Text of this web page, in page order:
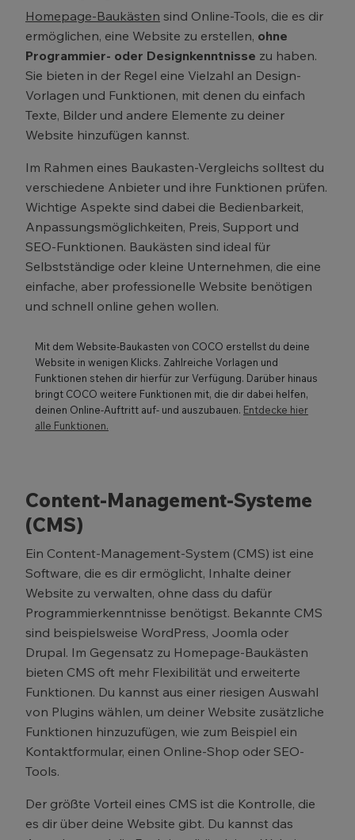
Homepage-Baukästen sind Online-Tools, die es dir
ermöglichen, eine Website zu erstellen, ohne
Programmier- oder Designkenntnisse zu haben.
Sie bieten in der Regel eine Vielzahl an Design-
Vorlagen und Funktionen, mit denen du einfach
Texte, Bilder und andere Elemente zu deiner
Website hinzufügen kannst.
Im Rahmen eines Baukasten-Vergleichs solltest du
verschiedene Anbieter und ihre Funktionen prüfen.
Wichtige Aspekte sind dabei die Bedienbarkeit,
Anpassungsmöglichkeiten, Preis, Support und
SEO-Funktionen. Baukästen sind ideal für
Selbstständige oder kleine Unternehmen, die eine
einfache, aber professionelle Website benötigen
und schnell online gehen wollen.
Mit dem Website-Baukasten von COCO erstellst du deine
Website in wenigen Klicks. Zahlreiche Vorlagen und
Funktionen stehen dir hierfür zur Verfügung. Darüber hinaus
bringt COCO weitere Funktionen mit, die dir dabei helfen,
deinen Online-Auftritt auf- und auszubauen. Entdecke hier
alle Funktionen.
Content-Management-Systeme
(CMS)
Ein Content-Management-System (CMS) ist eine
Software, die es dir ermöglicht, Inhalte deiner
Website zu verwalten, ohne dass du dafür
Programmierkenntnisse benötigst. Bekannte CMS
sind beispielsweise WordPress, Joomla oder
Drupal. Im Gegensatz zu Homepage-Baukästen
bieten CMS oft mehr Flexibilität und erweiterte
Funktionen. Du kannst aus einer riesigen Auswahl
von Plugins wählen, um deiner Website zusätzliche
Funktionen hinzuzufügen, wie zum Beispiel ein
Kontaktformular, einen Online-Shop oder SEO-
Tools.
Der größte Vorteil eines CMS ist die Kontrolle, die
es dir über deine Website gibt. Du kannst das